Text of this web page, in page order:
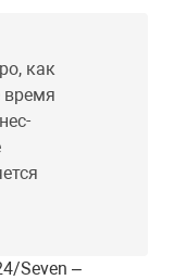
как
время
Seven –